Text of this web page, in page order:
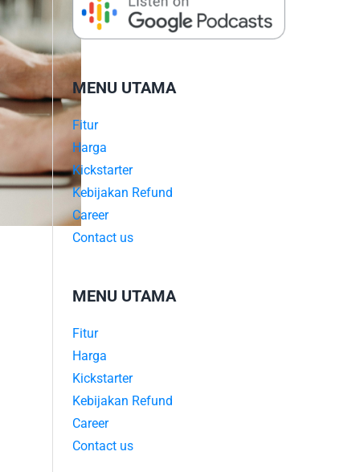
MENU UTAMA
Fitur
Harga
Kickstarter
Kebijakan Refund
Career
Contact us
MENU UTAMA
Fitur
Harga
Kickstarter
Kebijakan Refund
Career
Contact us